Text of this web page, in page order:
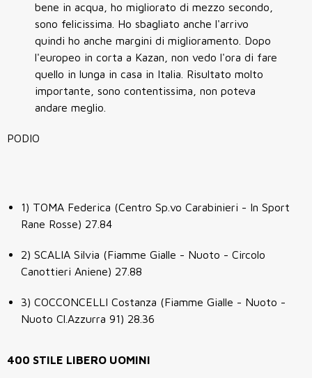
bene in acqua, ho migliorato di mezzo secondo,
sono felicissima. Ho sbagliato anche l'arrivo
quindi ho anche margini di miglioramento. Dopo
l'europeo in corta a Kazan, non vedo l'ora di fare
quello in lunga in casa in Italia. Risultato molto
importante, sono contentissima, non poteva
andare meglio.
PODIO
1) TOMA Federica (Centro Sp.vo Carabinieri - In Sport
Rane Rosse) 27.84
2) SCALIA Silvia (Fiamme Gialle - Nuoto - Circolo
Canottieri Aniene) 27.88
3) COCCONCELLI Costanza (Fiamme Gialle - Nuoto -
Nuoto Cl.Azzurra 91) 28.36
400 STILE LIBERO UOMINI